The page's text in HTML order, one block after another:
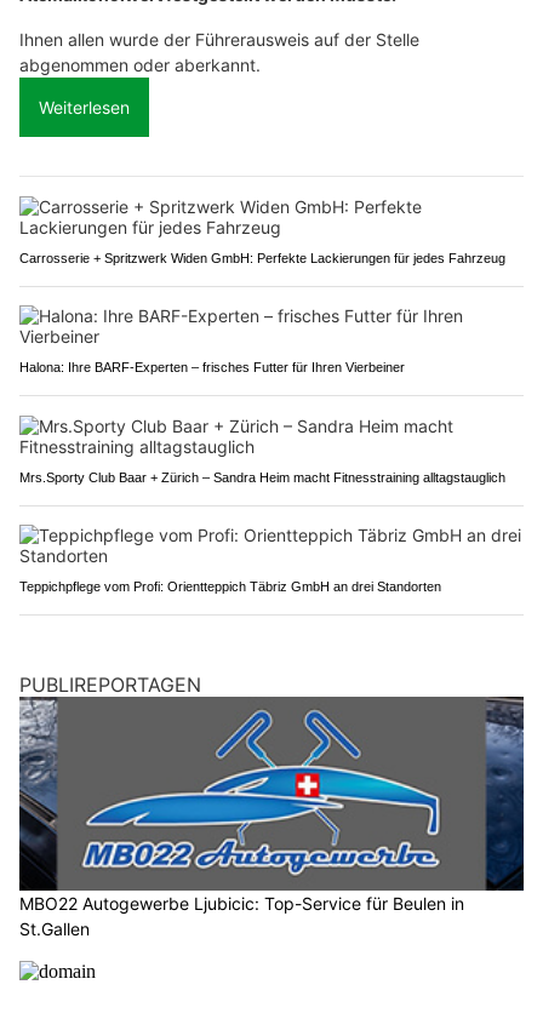
Ihnen allen wurde der Führerausweis auf der Stelle
abgenommen oder aberkannt.
Weiterlesen
Carrosserie + Spritzwerk Widen GmbH: Perfekte Lackierungen für jedes Fahrzeug
Halona: Ihre BARF-Experten – frisches Futter für Ihren Vierbeiner
Mrs.Sporty Club Baar + Zürich – Sandra Heim macht Fitnesstraining alltagstauglich
Teppichpflege vom Profi: Orientteppich Täbriz GmbH an drei Standorten
PUBLIREPORTAGEN
MBO22 Autogewerbe Ljubicic: Top-Service für Beulen in
St.Gallen